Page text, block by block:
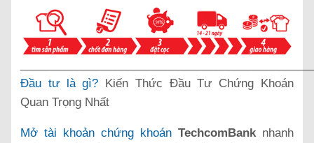
Đầu tư là gì? Kiến Thức Đầu Tư Chứng Khoán
Quan Trọng Nhất
Mở tài khoản chứng khoán TechcomBank nhanh